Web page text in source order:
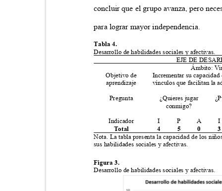
concluir que el grupo avanza, pero
para lograr mayor independencia.
Tabla 4.
Desarrollo de habilidades sociales y afectivas.
EJE DE
Ámbito:
Objetivo de
aprendizaje
Incrementar su
vínculos que facilitan la
Pregunta
¿Quieres jugar
conmigo?
Indicador I P A
I
Total
4 5 0 3
Nota. La tabla presenta la capacidad de los
sus habilidades sociales y afectivas.
Figura 3.
Desarrollo de habilidades sociales y afectivas.